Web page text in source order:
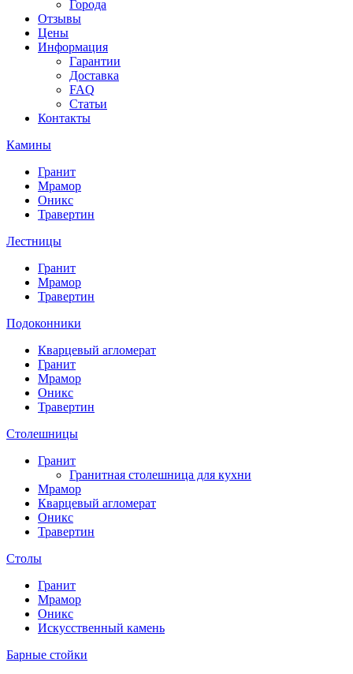
Города
Отзывы
Цены
Информация
Гарантии
Доставка
FAQ
Статьи
Контакты
Камины
Гранит
Мрамор
Оникс
Травертин
Лестницы
Гранит
Мрамор
Травертин
Подоконники
Кварцевый агломерат
Гранит
Мрамор
Оникс
Травертин
Столешницы
Гранит
Гранитная столешница для кухни
Мрамор
Кварцевый агломерат
Оникс
Травертин
Столы
Гранит
Мрамор
Оникс
Искусственный камень
Барные стойки